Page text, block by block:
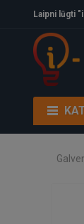
Laipni lūgti